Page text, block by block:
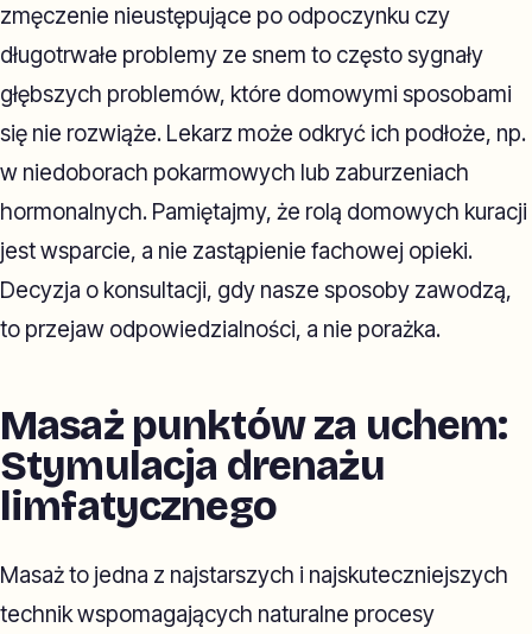
zmęczenie nieustępujące po odpoczynku czy
długotrwałe problemy ze snem to często sygnały
głębszych problemów, które domowymi sposobami
się nie rozwiąże. Lekarz może odkryć ich podłoże, np.
w niedoborach pokarmowych lub zaburzeniach
hormonalnych. Pamiętajmy, że rolą domowych kuracji
jest wsparcie, a nie zastąpienie fachowej opieki.
Decyzja o konsultacji, gdy nasze sposoby zawodzą,
to przejaw odpowiedzialności, a nie porażka.
Masaż punktów za uchem:
Stymulacja drenażu
limfatycznego
Masaż to jedna z najstarszych i najskuteczniejszych
technik wspomagających naturalne procesy